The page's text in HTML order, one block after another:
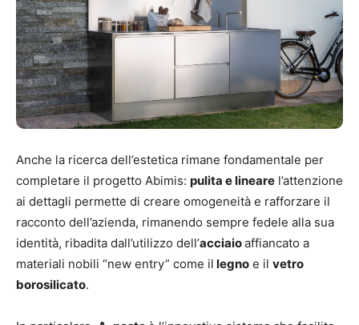
Anche la ricerca dell’estetica rimane fondamentale per
completare il progetto Abimis: pulita e lineare l’attenzione
ai dettagli permette di creare omogeneità e rafforzare il
racconto dell’azienda, rimanendo sempre fedele alla sua
identità, ribadita dall’utilizzo dell’acciaioaffiancato a
materiali nobili “new entry” come il legno e il vetro
borosilicato.